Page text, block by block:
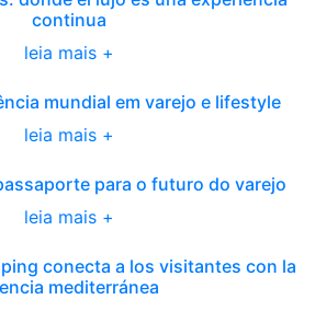
continua
leia mais +
mundial em varejo e lifestyle
leia mais +
para o futuro do varejo
leia mais +
conecta a los visitantes con la
mediterránea